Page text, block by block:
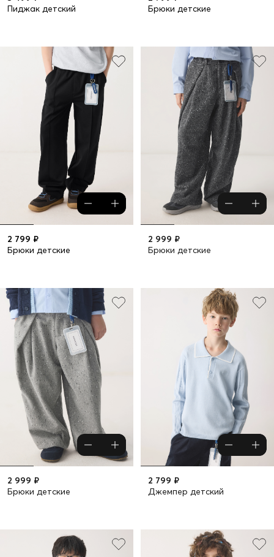
Пиджак детский
Брюки детские
2 799 ₽
Брюки детские
2 999 ₽
Брюки детские
2 999 ₽
Брюки детские
2 799 ₽
Джемпер детский